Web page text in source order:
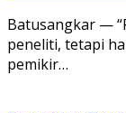
Batusangkar —
peneliti, tetapi
pemikir…